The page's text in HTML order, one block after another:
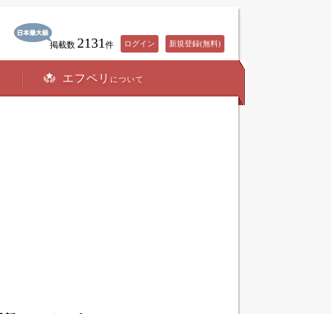
掲載数 2131 件 ログイン 新規登録(無料)
エフペリ について